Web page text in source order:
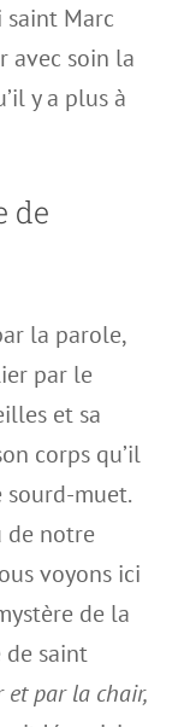
saint Marc
avec soin la
y a plus à
de
la parole,
par le
et sa
corps qu’il
muet.
de notre
voyons ici
de la
de saint
et par la chair,